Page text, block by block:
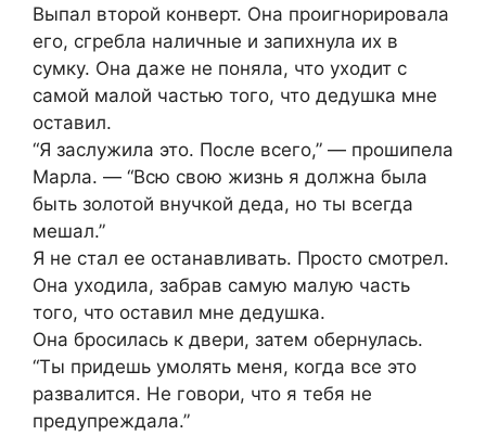
Выпал второй конверт. Она проигнорировала
его, сгребла наличные и запихнула их в
сумку. Она даже не поняла, что уходит с
самой малой частью того, что дедушка мне
оставил.
“Я заслужила это. После всего,” — прошипела
Марла. — “Всю свою жизнь я должна была
быть золотой внучкой деда, но ты всегда
мешал.”
Я не стал ее останавливать. Просто смотрел.
Она уходила, забрав самую малую часть
того, что оставил мне дедушка.
Она бросилась к двери, затем обернулась.
“Ты придешь умолять меня, когда все это
развалится. Не говори, что я тебя не
предупреждала.”